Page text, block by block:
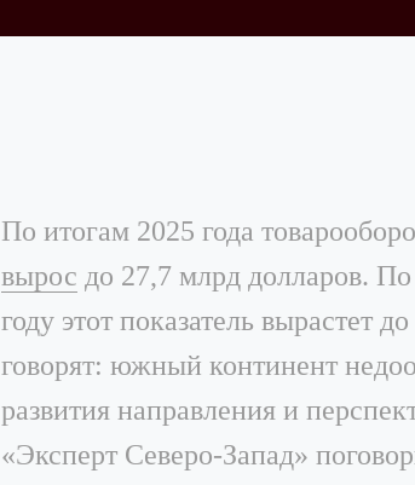
По итогам 2025 года
вырос до 27,7 млрд долларов.
году этот показатель вырастет
говорят: южный континент
развития направления и
«Эксперт Северо-Запад»